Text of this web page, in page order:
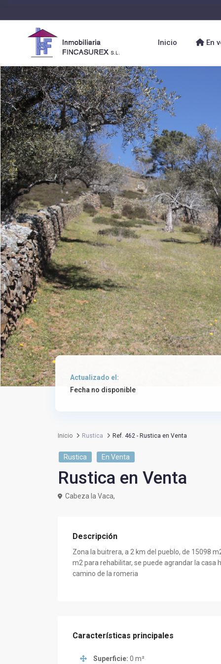
Inicio En
Actualizado el:
Fecha no disponible
Inicio Rustica Ref. 462 - Rustica en Venta
Rustica En Venta
Rustica en Venta
Cabeza la Vaca,
Descripción
Zona la buitrera, a 2 km del pueblo, de 15098
m2 para rehabilitar, se puede agrandar la casa
camino de la romeria
Características principales
Superficie: 0 m²